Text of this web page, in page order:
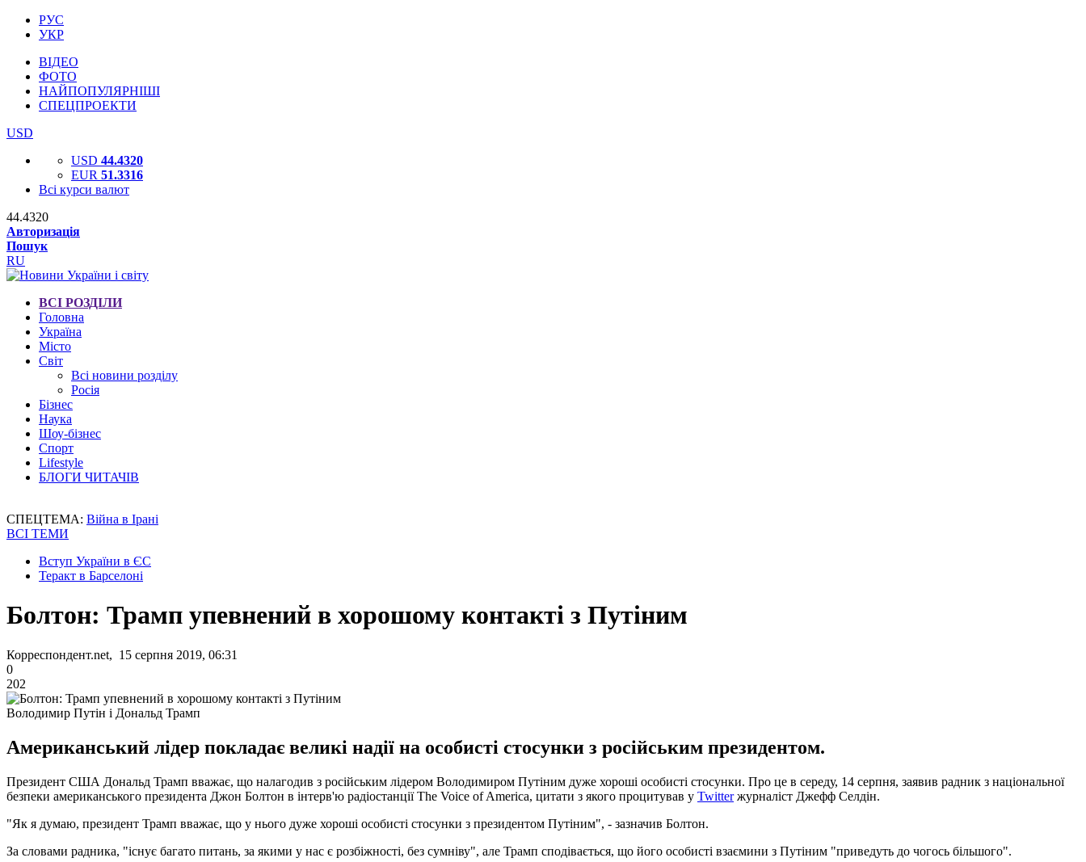
РУС
УКР
ВІДЕО
ФОТО
НАЙПОПУЛЯРНІШІ
СПЕЦПРОЕКТИ
USD
USD 44.4320
EUR 51.3316
Всі курси валют
44.4320
Авторизація
Пошук
RU
ВСІ РОЗДІЛИ
Головна
Україна
Місто
Світ
Всі новини розділу
Росія
Бізнес
Наука
Шоу-бізнес
Спорт
Lifestyle
БЛОГИ ЧИТАЧІВ
СПЕЦТЕМА: Війна в Ірані
ВСІ ТЕМИ
Вступ України в ЄС
Теракт в Барселоні
Болтон: Трамп упевнений в хорошому контакті з Путіним
Корреспондент.net, 15 серпня 2019, 06:31
0
202
Володимир Путін і Дональд Трамп
Американський лідер покладає великі надії на особисті стосунки з російським президентом.
Президент США Дональд Трамп вважає, що налагодив з російським лідером Володимиром Путіним дуже хороші особисті стосунки. Про це в середу, 14 серпня, заявив радник з національної
безпеки американського президента Джон Болтон в інтерв'ю радіостанції The Voice of America, цитати з якого процитував у Twitterжурналіст Джефф Селдін.
"Як я думаю, президент Трамп вважає, що у нього дуже хороші особисті стосунки з президентом Путіним", - зазначив Болтон.
За словами радника, "існує багато питань, за якими у нас є розбіжності, без сумніву", але Трамп сподівається, що його особисті взаємини з Путіним "приведуть до чогось більшого".